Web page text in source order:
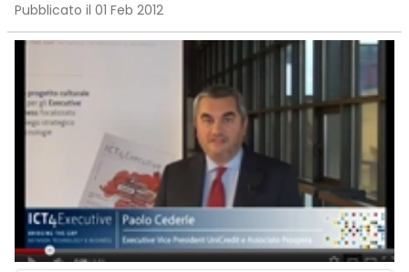
Pubblicato il 01 Feb 2012